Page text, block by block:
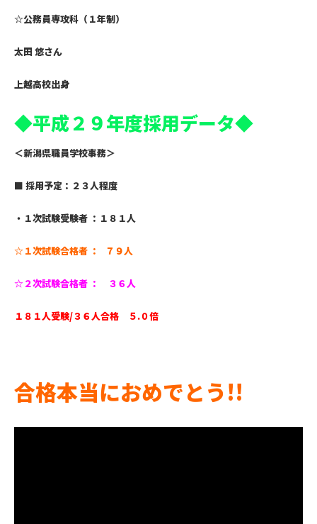
☆公務員専攻科（１年制）
太田 悠さん
上越高校出身
◆平成２９年度採用データ◆
＜新潟県職員学校事務＞
■ 採用予定：２３人程度
・１次試験受験者 ：１８１人
☆１次試験合格者 ： ７９人
☆２次試験合格者 ： ３６人
１８１人受験/３６人合格 ５.０倍
合格本当におめでとう!!